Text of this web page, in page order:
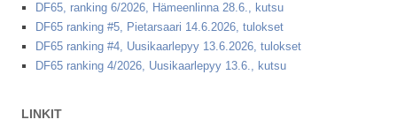
DF65, ranking 6/2026, Hämeenlinna 28.6., kutsu
DF65 ranking #5, Pietarsaari 14.6.2026, tulokset
DF65 ranking #4, Uusikaarlepyy 13.6.2026, tulokset
DF65 ranking 4/2026, Uusikaarlepyy 13.6., kutsu
LINKIT